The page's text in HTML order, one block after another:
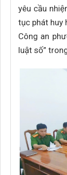
yêu cầu
tục phát huy
Công an
luật số”